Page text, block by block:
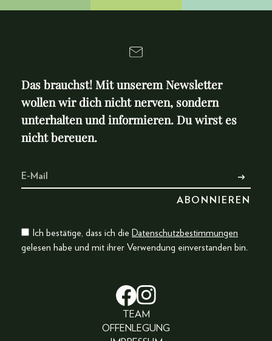
Das brauchst! Mit unserem Newsletter
wollen wir dich nicht nerven, sondern
unterhalten und informieren. Du wirst es
nicht bereuen.
Ich bestätige, dass ich die Datenschutzbestimmungen
gelesen habe und mit ihrer Verwendung einverstanden bin.
TEAM
OFFENLEGUNG